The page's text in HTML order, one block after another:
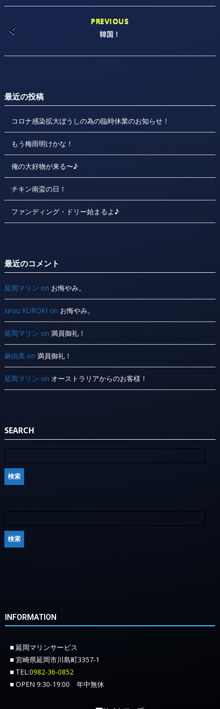
PREVIOUS
韓国！
最近の投稿
コロナ感染拡大ぼうしの為の臨時休業のお知らせ！
もう梅雨明けかな！
俺の大好物が来る〜♪
チキン南蛮の日！
ファンディング・ドリー始まるよ♪
最近のコメント
延岡マリン on お悔やみ。
sirou KUROKI on お悔やみ。
延岡マリン on 満員御礼！
麻由美 on 満員御礼！
延岡マリン on オーストラリアからのお客様！
SEARCH
INFORMATION
■ 延岡マリンサービス
■ 宮崎県延岡市川島町3357-1
■ TEL:0982-36-0852
■ OPEN 9:30-19:00 年中無休